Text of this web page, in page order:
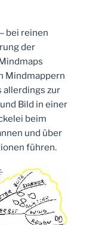
bei reinen
der
Mindmappern
allerdings zur
Bild in einer
beim
und über
führen.